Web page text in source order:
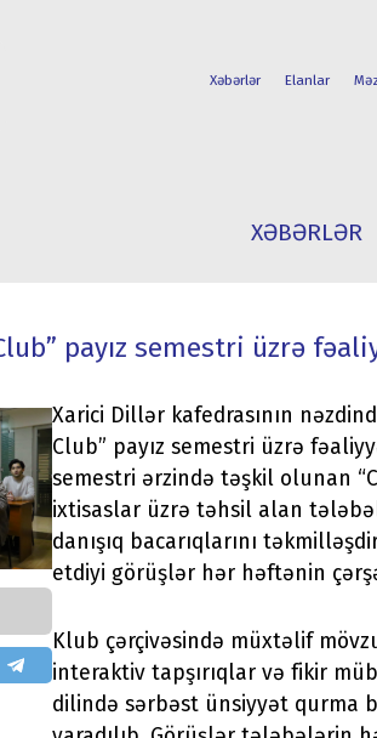
Xəbərlər Elanlar
XƏBƏRLƏR
payız semestri üzrə
Xarici Dillər kafedrasının
Club” payız semestri üzrə
semestri ərzində təşkil olunan
ixtisaslar üzrə təhsil alan
danışıq bacarıqlarını
etdiyi görüşlər hər həftənin
Klub çərçivəsində müxtəlif
interaktiv tapşırıqlar və fikir
dilində sərbəst ünsiyyət qurma